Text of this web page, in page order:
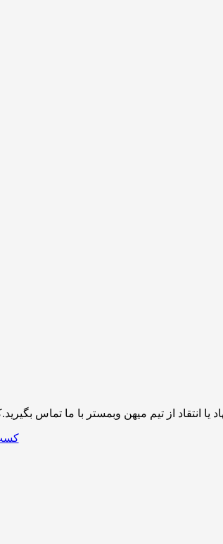
با ما تماس بگیرید.کارشناسان پشتیبانی ما 24 ساعته آماده خدمت